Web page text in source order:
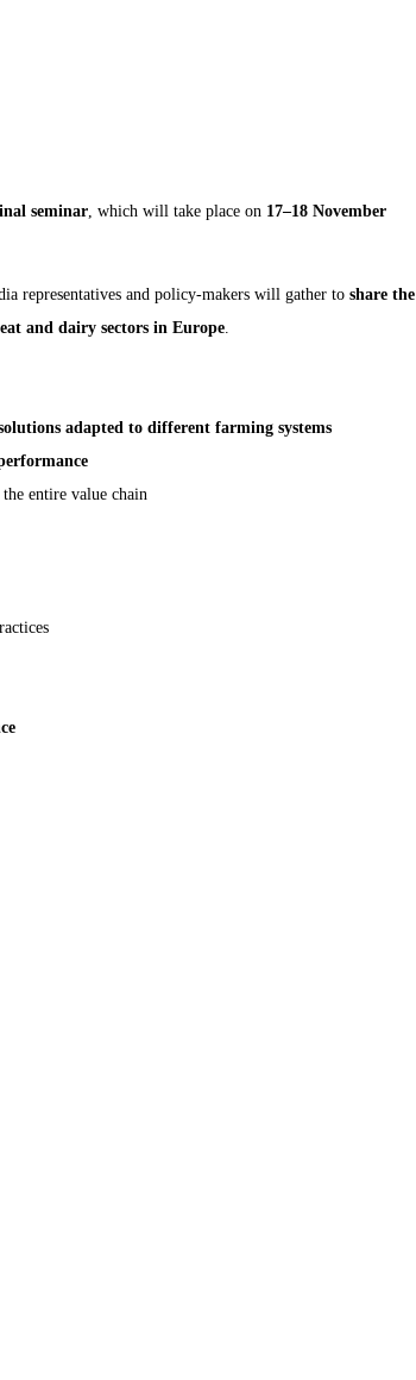
seminar , which will take place on 17–18 November
representatives and policy‑makers will gather to share the
and dairy sectors in Europe
adapted to different farming systems
entire value chain